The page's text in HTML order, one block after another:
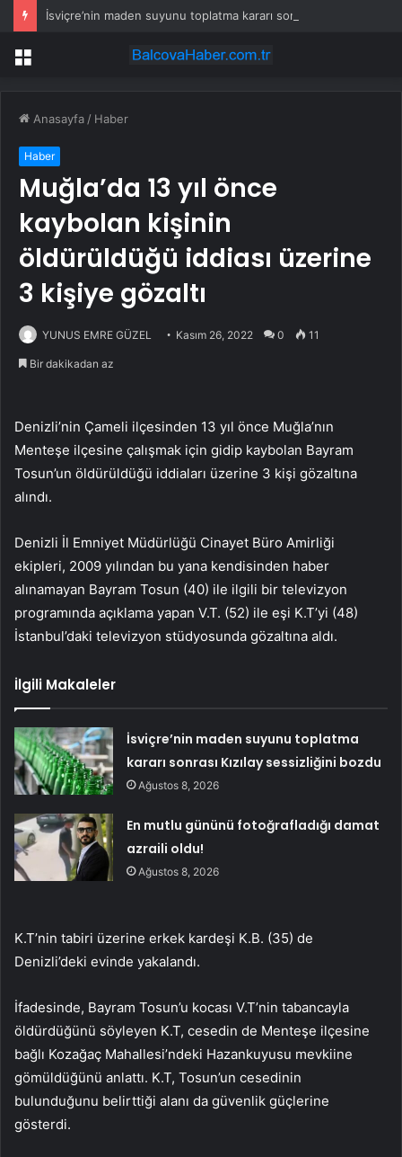
Menü
Anasayfa / Haber
Haber
Muğla’da 13 yıl önce
kaybolan kişinin
öldürüldüğü iddiası üzerine
3 kişiye gözaltı
YUNUS EMRE GÜZEL Kasım 26, 2022 0 11
Bir dakikadan az
Denizli’nin Çameli ilçesinden 13 yıl önce Muğla’nın
Menteşe ilçesine çalışmak için gidip kaybolan Bayram
Tosun’un öldürüldüğü iddiaları üzerine 3 kişi gözaltına
alındı.
Denizli İl Emniyet Müdürlüğü Cinayet Büro Amirliği
ekipleri, 2009 yılından bu yana kendisinden haber
alınamayan Bayram Tosun (40) ile ilgili bir televizyon
programında açıklama yapan V.T. (52) ile eşi K.T’yi (48)
İstanbul’daki televizyon stüdyosunda gözaltına aldı.
İlgili Makaleler
İsviçre’nin maden suyunu toplatma
kararı sonrası Kızılay sessizliğini bozdu
Ağustos 8, 2026
En mutlu gününü fotoğrafladığı damat
azraili oldu!
Ağustos 8, 2026
K.T’nin tabiri üzerine erkek kardeşi K.B. (35) de
Denizli’deki evinde yakalandı.
İfadesinde, Bayram Tosun’u kocası V.T’nin tabancayla
öldürdüğünü söyleyen K.T, cesedin de Menteşe ilçesine
bağlı Kozağaç Mahallesi’ndeki Hazankuyusu mevkiine
gömüldüğünü anlattı. K.T, Tosun’un cesedinin
bulunduğunu belirttiği alanı da güvenlik güçlerine
gösterdi.